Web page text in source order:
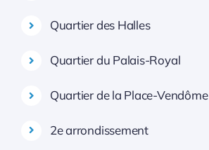
Quartier des Halles
Quartier du Palais-Royal
Quartier de la Place-Vendôme
2e arrondissement